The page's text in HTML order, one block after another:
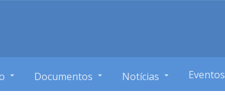
Documentos Notícias Eventos